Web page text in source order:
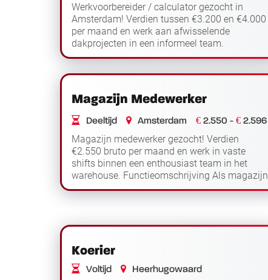
Werkvoorbereider / calculator gezocht in
Amsterdam! Verdien tussen €3.200 en €4.000
per maand en werk aan afwisselende
dakprojecten in een informeel team.
Functieomschrijving Als werkvoorbereider /
Magazijn Medewerker
Deeltijd Amsterdam € 2.550 - € 2.596
Magazijn medewerker gezocht! Verdien
€2.550 bruto per maand en werk in vaste
shifts binnen een enthousiast team in het
warehouse. Functieomschrijving Als magazijn
medewerker ben je verantwoordelijk voor het
Koerier
Voltijd
Heerhugowaard